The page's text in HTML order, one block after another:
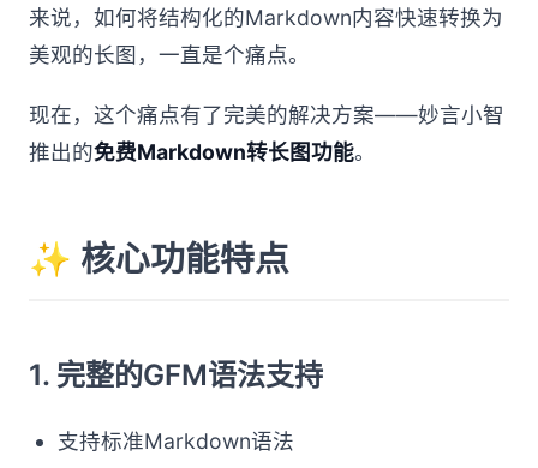
来说，如何将结构化的Markdown内容快速转换为
美观的长图，一直是个痛点。
现在，这个痛点有了完美的解决方案——妙言小智
推出的免费Markdown转长图功能。
✨ 核心功能特点
1. 完整的GFM语法支持
支持标准Markdown语法